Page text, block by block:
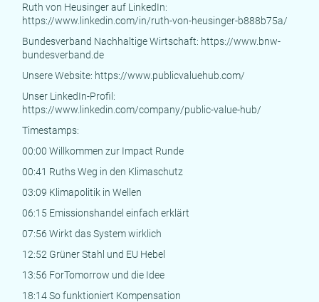
Ruth von Heusinger auf LinkedIn:
https://www.linkedin.com/in/ruth-von-heusinger-b888b75a/
Bundesverband Nachhaltige Wirtschaft: https://www.bnw-
bundesverband.de
Unsere Website: https://www.publicvaluehub.com/
Unser LinkedIn-Profil:
https://www.linkedin.com/company/public-value-hub/
Timestamps:
00:00 Willkommen zur Impact Runde
00:41 Ruths Weg in den Klimaschutz
03:09 Klimapolitik in Wellen
06:15 Emissionshandel einfach erklärt
07:56 Wirkt das System wirklich
12:52 Grüner Stahl und EU Hebel
13:56 ForTomorrow und die Idee
18:14 So funktioniert Kompensation